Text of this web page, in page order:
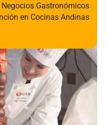
Gastronómicos
en Cocinas Andinas